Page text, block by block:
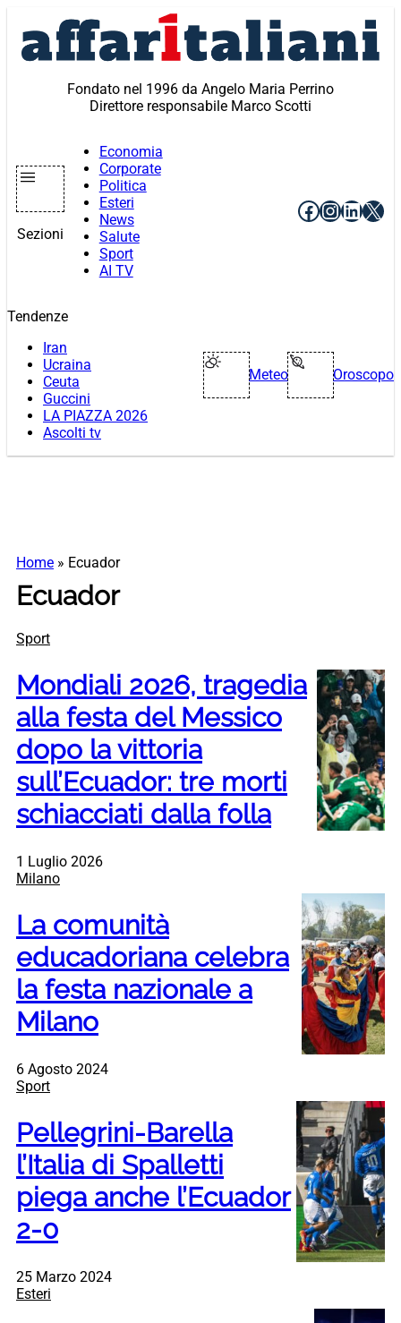
contenuto
Fondato nel 1996 da Angelo Maria Perrino
Direttore responsabile Marco Scotti
Sezioni
Economia
Corporate
Politica
Esteri
News
Salute
Sport
AI TV
Facebook
X
Tendenze
Iran
Ucraina
Ceuta
Guccini
LA PIAZZA 2026
Ascolti tv
Meteo Oroscopo
Home » Ecuador
Ecuador
Sport
Mondiali 2026, tragedia
alla festa del Messico
dopo la vittoria
sull’Ecuador: tre morti
schiacciati dalla folla
1 Luglio 2026
Milano
La comunità
educadoriana celebra
la festa nazionale a
Milano
6 Agosto 2024
Sport
Pellegrini-Barella
l’Italia di Spalletti
piega anche l’Ecuador
2-0
25 Marzo 2024
Esteri